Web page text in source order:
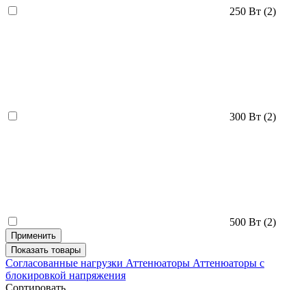
250 Вт (2)
300 Вт (2)
500 Вт (2)
Применить
Показать товары
Согласованные нагрузки Аттенюаторы Аттенюаторы с
блокировкой напряжения
Сортировать